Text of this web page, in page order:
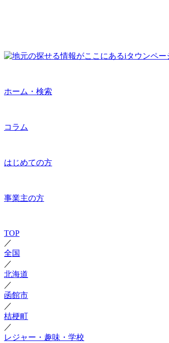
ホーム・検索
コラム
はじめての方
事業主の方
TOP
／
全国
／
北海道
／
函館市
／
桔梗町
／
レジャー・趣味・学校